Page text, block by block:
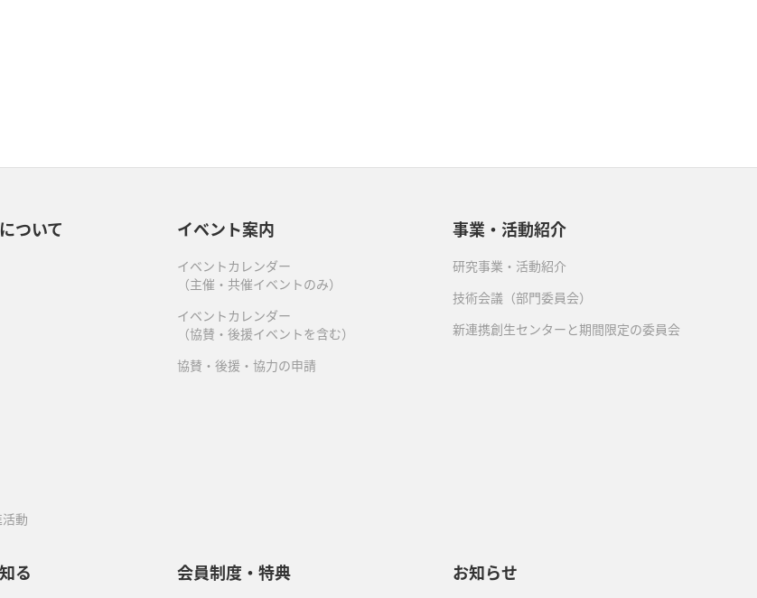
ついて
動
イベント案内
イベントカレンダー
（主催・共催イベントのみ）
イベントカレンダー
（協賛・後援イベントを含む）
協賛・後援・協力の申請
事業・活動紹介
研究事業・活動紹介
技術会議（部門委員会）
新連携創生センターと期間限定の委員会
る 会員制度・特典 お知らせ